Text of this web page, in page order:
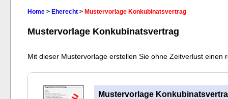
Home > Eherecht > Mustervorlage Konkubinatsvertrag
Mustervorlage Konkubinatsvertrag
Mit dieser Mustervorlage erstellen Sie ohne Zeitverlust einen
Mustervorlage